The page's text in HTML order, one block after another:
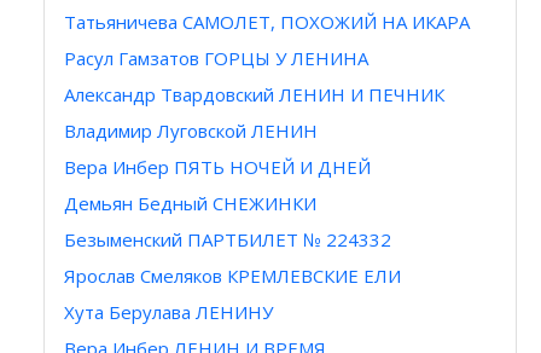
Татьяничева САМОЛЕТ, ПОХОЖИЙ НА ИКАРА
Расул Гамзатов ГОРЦЫ У ЛЕНИНА
Александр Твардовский ЛЕНИН И ПЕЧНИК
Bлaдимир Луговской ЛЕНИН
Вера Инбер ПЯТЬ НОЧЕЙ И ДНЕЙ
Демьян Бедный СНЕЖИНКИ
Безыменский ПАРТБИЛЕТ № 224332
Ярослав Смеляков КРЕМЛЕВСКИЕ ЕЛИ
Хута Берулава ЛЕНИНУ